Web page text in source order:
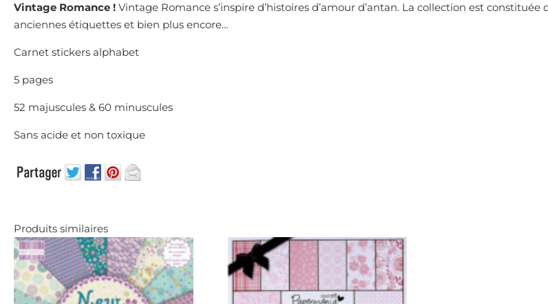
Vintage Romance ! Vintage Romance s’inspire d’histoires d’amour d’antan. La collection est
anciennes étiquettes et bien plus encore…
Carnet stickers alphabet
5 pages
52 majuscules & 60 minuscules
Sans acide et non toxique
Produits similaires